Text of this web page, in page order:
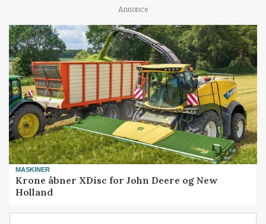
Annonce
MASKINER
Krone åbner XDisc for John Deere og New
Holland